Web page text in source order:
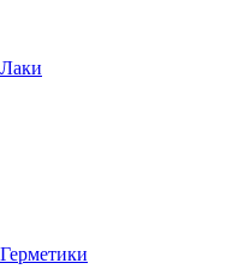
Лаки
Герметики